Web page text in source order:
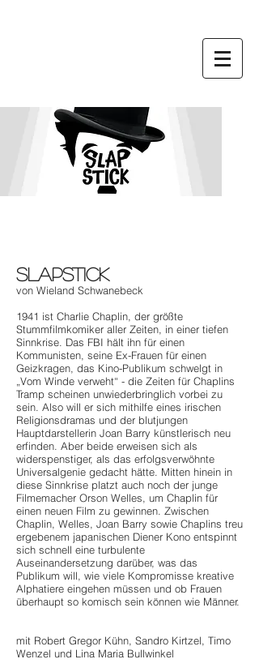
SLAPSTICK
von Wieland Schwanebeck
1941 ist Charlie Chaplin, der größte
Stummfilmkomiker aller Zeiten, in einer tiefen
Sinnkrise. Das FBI hält ihn für einen
Kommunisten, seine Ex-Frauen für einen
Geizkragen, das Kino-Publikum schwelgt in
„Vom Winde verweht“ - die Zeiten für Chaplins
Tramp scheinen unwiederbringlich vorbei zu
sein. Also will er sich mithilfe eines irischen
Religionsdramas und der blutjungen
Hauptdarstellerin Joan Barry künstlerisch neu
erfinden. Aber beide erweisen sich als
widerspenstiger, als das erfolgsverwöhnte
Universalgenie gedacht hätte. Mitten hinein in
diese Sinnkrise platzt auch noch der junge
Filmemacher Orson Welles, um Chaplin für
einen neuen Film zu gewinnen. Zwischen
Chaplin, Welles, Joan Barry sowie Chaplins treu
ergebenem japanischen Diener Kono entspinnt
sich schnell eine turbulente
Auseinandersetzung darüber, was das
Publikum will, wie viele Kompromisse kreative
Alphatiere eingehen müssen und ob Frauen
überhaupt so komisch sein können wie Männer.
mit Robert Gregor Kühn, Sandro Kirtzel, Timo
Wenzel und Lina Maria Bullwinkel